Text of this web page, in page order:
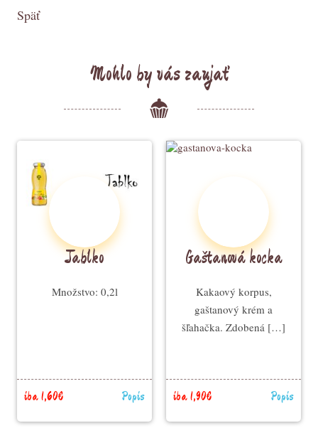
Späť
Mohlo by vás zaujať
Jablko
Množstvo: 0,2l
iba 1,60€ Popis
Gaštanová kocka
Kakaový korpus,
gaštanový krém a
šľahačka. Zdobená […]
iba 1,90€ Popis